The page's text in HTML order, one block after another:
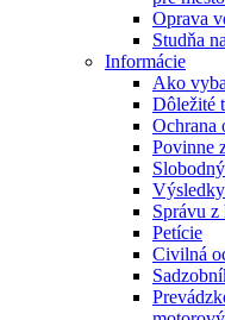
Oprava
Studňa
Informácie
Ako
Dôležité
Ochrana
Povinne
Správu
Petície
Civilná